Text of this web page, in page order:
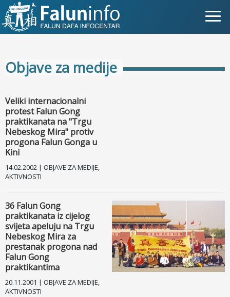
Zašto progon?
Objave za medije
Osobna iskustva
Najnovije vijesti
Kontakt
Facebook
Drugi jezici
Objave za medije
Veliki internacionalni
protest Falun Gong
praktikanata na "Trgu
Nebeskog Mira" protiv
progona Falun Gonga u
Kini
14.02.2002 | OBJAVE ZA MEDIJE,
AKTIVNOSTI
36 Falun Gong
praktikanata iz cijelog
svijeta apeluju na Trgu
Nebeskog Mira za
prestanak progona nad
Falun Gong
praktikantima
20.11.2001 | OBJAVE ZA MEDIJE,
AKTIVNOSTI